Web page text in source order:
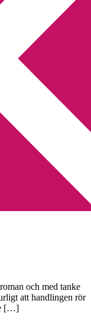
Thomas
och med tanke
att handlingen rör
[…]